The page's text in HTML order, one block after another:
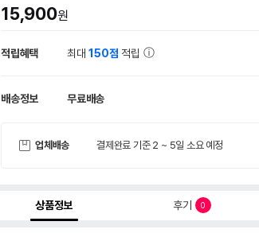
15,900원
적립혜택 최대150점 적립
배송정보 무료배송
업체배송 결제완료 기준 2 ~ 5일 소요 예정
상품정보 후기 0